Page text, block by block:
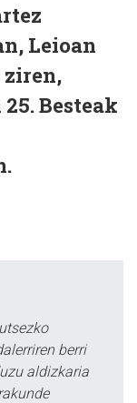
Leioan
ziren,
Besteak
berri
aldizkaria